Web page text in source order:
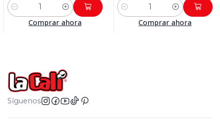
Cantidad
Comprar ahora
Cantidad
Comprar ahora
Síguenos